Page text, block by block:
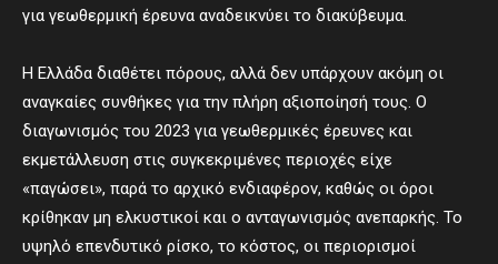
για γεωθερμική έρευνα αναδεικνύει το διακύβευμα.
Η Ελλάδα διαθέτει πόρους, αλλά δεν υπάρχουν ακόμη οι
αναγκαίες συνθήκες για την πλήρη αξιοποίησή τους. Ο
διαγωνισμός του 2023 για γεωθερμικές έρευνες και
εκμετάλλευση στις συγκεκριμένες περιοχές είχε
«παγώσει», παρά το αρχικό ενδιαφέρον, καθώς οι όροι
κρίθηκαν μη ελκυστικοί και ο ανταγωνισμός ανεπαρκής. Το
υψηλό επενδυτικό ρίσκο, το κόστος, οι περιορισμοί